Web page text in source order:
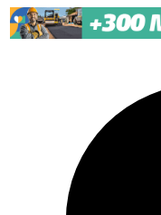
Pular para o conteúdo